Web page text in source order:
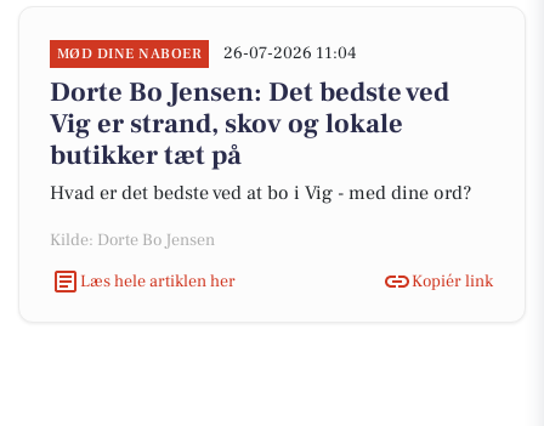
MØD DINE NABOER 26-07-2026 11:04
Dorte Bo Jensen: Det bedste ved
Vig er strand, skov og lokale
butikker tæt på
Hvad er det bedste ved at bo i Vig - med dine ord?
Kilde: Dorte Bo Jensen
Læs hele artiklen her
Kopiér link